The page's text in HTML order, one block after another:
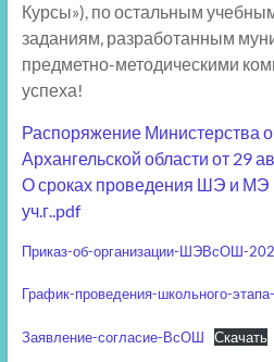
Курсы»), по остальным
заданиям, разработанным
предметно-методическими
успеха!
Распоряжение Министерства
Архангельской области от 29
О сроках проведения ШЭ и
уч.г..pdf
Приказ-об-организации-ШЭВсОШ-
График-проведения-школьного-
Заявление-согласие-ВсОШ Скачать